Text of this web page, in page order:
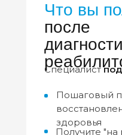
Что вы
после
Специалист
Пошаговый
здоровья
Получите "на